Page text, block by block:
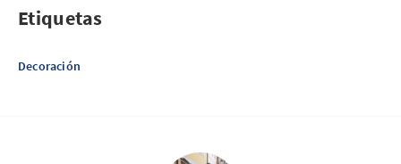
Etiquetas
Decoración